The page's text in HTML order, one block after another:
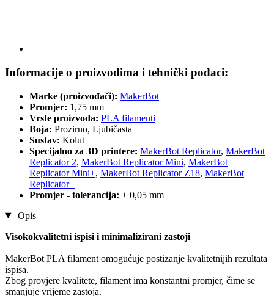
Informacije o proizvodima i tehnički podaci:
Marke (proizvođači): MakerBot
Promjer: 1,75 mm
Vrste proizvoda: PLA filamenti
Boja: Prozirno, Ljubičasta
Sustav: Kolut
Specijalno za 3D printere: MakerBot Replicator, MakerBot
Replicator 2, MakerBot Replicator Mini, MakerBot
Replicator Mini+, MakerBot Replicator Z18, MakerBot
Replicator+
Promjer - tolerancija: ± 0,05 mm
Opis
Visokokvalitetni ispisi i minimalizirani zastoji
MakerBot PLA filament omogućuje postizanje kvalitetnijih rezultata
ispisa.
Zbog provjere kvalitete, filament ima konstantni promjer, čime se
smanjuje vrijeme zastoja.